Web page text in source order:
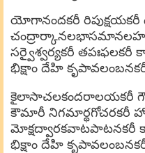
యోగానందకరీ రిపుక్షయకరీ
చంద్రార్కానలభాసమానలహరీ
సర్వైశ్వర్యకరీ తపఃఫలకరీ
భిక్షాం దేహి
కైలాసాచలకందరాలయకరీ
కౌమారీ నిగమార్థగోచరకరీ
మోక్షద్వారకవాటపాటనకరీ
భిక్షాం దేహి